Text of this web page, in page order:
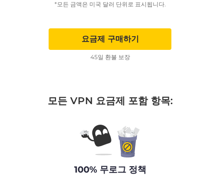
*모든 금액은 미국 달러 단위로 표시됩니다.
요금제 구매하기
45일 환불 보장
모든 VPN 요금제 포함 항목:
100% 무로그 정책